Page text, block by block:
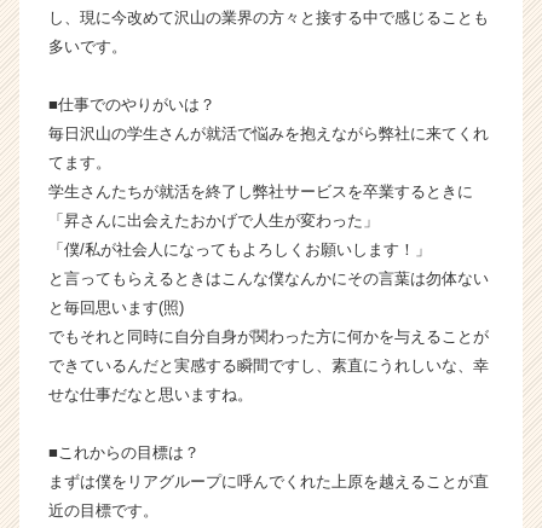
業
カ
ウ
が
届
活
イ
ト
チ
リ
し、現に今改めて沢山の業界の方々と接する中で感じることも
多いです。
■仕事でのやりがいは？
毎日沢山の学生さんが就活で悩みを抱えながら弊社に来てくれ
てます。
学生さんたちが就活を終了し弊社サービスを卒業するときに
「昇さんに出会えたおかげで人生が変わった」
「僕/私が社会人になってもよろしくお願いします！」
と言ってもらえるときはこんな僕なんかにその言葉は勿体ない
と毎回思います(照)
でもそれと同時に自分自身が関わった方に何かを与えることが
できているんだと実感する瞬間ですし、素直にうれしいな、幸
せな仕事だなと思いますね。
■これからの目標は？
まずは僕をリアグループに呼んでくれた上原を越えることが直
近の目標です。